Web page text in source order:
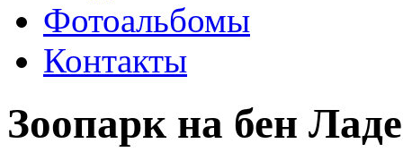
Фотоальбомы
Контакты
Зоопарк на бен